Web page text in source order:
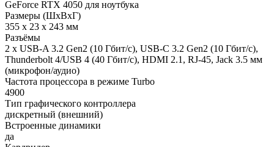
GeForce RTX 4050 для ноутбука
Размеры (ШхВхГ)
355 x 23 x 243 мм
Разъёмы
2 x USB-A 3.2 Gen2 (10 Гбит/с), USB-C 3.2 Gen2 (10 Гбит/с),
Thunderbolt 4/USB 4 (40 Гбит/с), HDMI 2.1, RJ-45, Jack 3.5 мм
(микрофон/аудио)
Частота процессора в режиме Turbo
4900
Тип графического контроллера
дискретный (внешний)
Встроенные динамики
да